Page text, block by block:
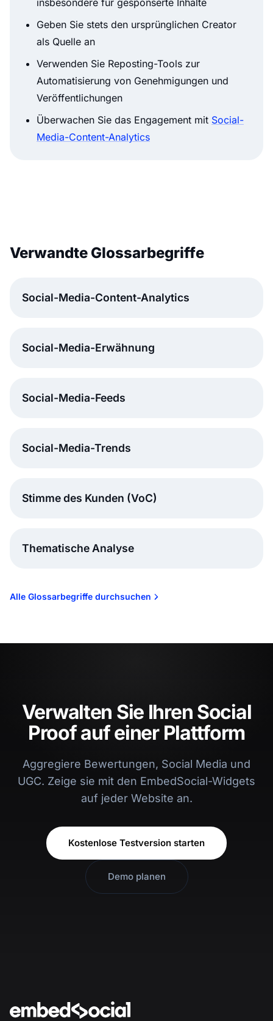
Geben Sie stets den ursprünglichen Creator
als Quelle an
Verwenden Sie Reposting-Tools zur
Automatisierung von Genehmigungen und
Veröffentlichungen
Überwachen Sie das Engagement mit Social-
Media-Content-Analytics
Verwandte Glossarbegriffe
Social-Media-Content-Analytics
Social-Media-Erwähnung
Social-Media-Feeds
Social-Media-Trends
Stimme des Kunden (VoC)
Thematische Analyse
Alle Glossarbegriffe durchsuchen
Verwalten Sie Ihren Social
Proof auf einer Plattform
Aggregiere Bewertungen, Social Media und
UGC. Zeige sie mit den EmbedSocial-Widgets
auf jeder Website an.
Kostenlose Testversion starten
Demo planen